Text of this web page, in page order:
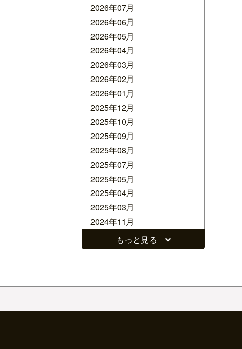
2026年07月
2026年06月
2026年05月
2026年04月
2026年03月
2026年02月
2026年01月
2025年12月
2025年10月
2025年09月
2025年08月
2025年07月
2025年05月
2025年04月
2025年03月
2024年11月
2024年10月
2024年09月
もっと見る